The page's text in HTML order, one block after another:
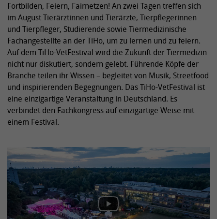
Fortbilden, Feiern, Fairnetzen! An zwei Tagen treffen sich
im August Tierärztinnen und Tierärzte, Tierpflegerinnen
und Tierpfleger, Studierende sowie Tiermedizinische
Fachangestellte an der TiHo, um zu lernen und zu feiern.
Auf dem TiHo-VetFestival wird die Zukunft der Tiermedizin
nicht nur diskutiert, sondern gelebt. Führende Köpfe der
Branche teilen ihr Wissen – begleitet von Musik, Streetfood
und inspirierenden Begegnungen. Das TiHo-VetFestival ist
eine einzigartige Veranstaltung in Deutschland. Es
verbindet den Fachkongress auf einzigartige Weise mit
einem Festival.